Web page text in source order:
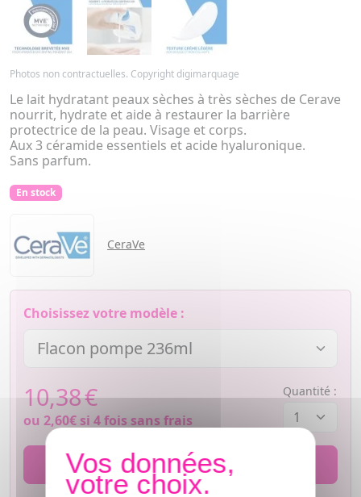
Photos non contractuelles. Copyright digimarquage
Le lait hydratant peaux sèches à très sèches de Cerave
nourrit, hydrate et aide à restaurer la barrière
protectrice de la peau. Visage et corps.
Aux 3 céramide essentiels et acide hyaluronique.
Sans parfum.
En stock
CeraVe
Choisissez votre modèle :
10,38€
ou 2,60€si 4 fois sans frais
Quantité :
AJOUTER AU PANIER